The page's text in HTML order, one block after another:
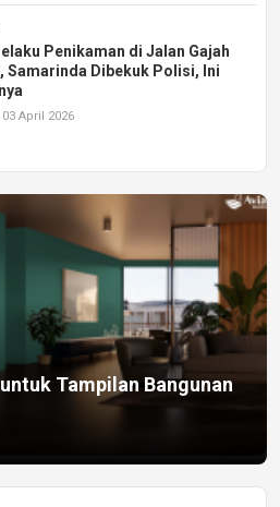
Penikaman di Jalan Gajah
Samarinda Dibekuk Polisi, Ini
April 2026
Tampilan Bangunan